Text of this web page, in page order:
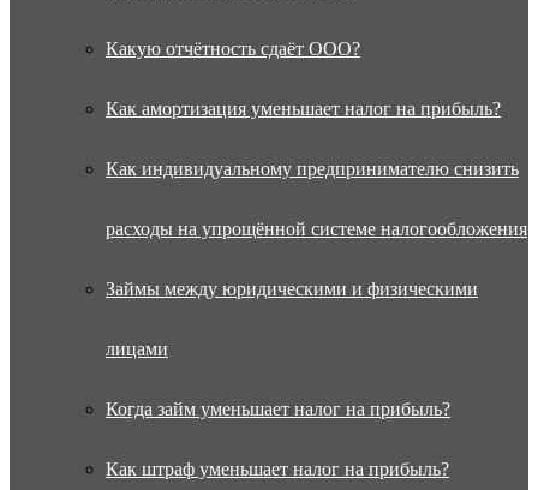
Какую отчётность сдаёт ООО?
Как амортизация уменьшает налог на прибыль?
Как индивидуальному предпринимателю снизить
расходы на упрощённой системе налогообложения
Займы между юридическими и физическими
лицами
Когда займ уменьшает налог на прибыль?
Как штраф уменьшает налог на прибыль?